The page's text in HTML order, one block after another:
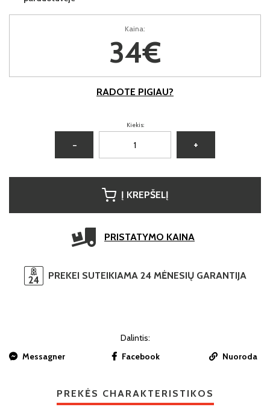
Kaina:
34€
RADOTE PIGIAU?
Kiekis:
− +
Į KREPŠELĮ
PRISTATYMO KAINA
PREKEI SUTEIKIAMA 24 MĖNESIŲ GARANTIJA
Dalintis:
Messagner
Facebook Nuoroda
PREKĖS CHARAKTERISTIKOS